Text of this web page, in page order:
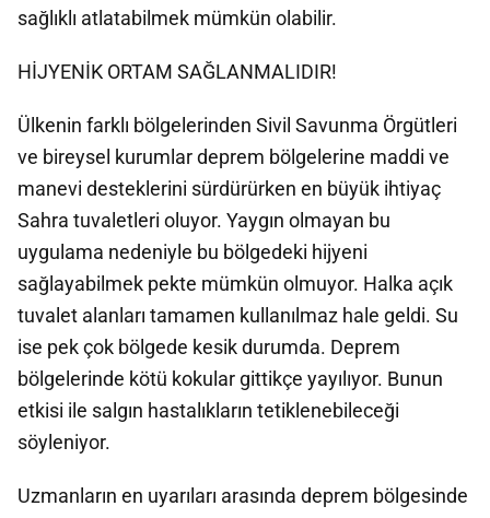
sağlıklı atlatabilmek mümkün olabilir.
HİJYENİK ORTAM SAĞLANMALIDIR!
Ülkenin farklı bölgelerinden Sivil Savunma Örgütleri
ve bireysel kurumlar deprem bölgelerine maddi ve
manevi desteklerini sürdürürken en büyük ihtiyaç
Sahra tuvaletleri oluyor. Yaygın olmayan bu
uygulama nedeniyle bu bölgedeki hijyeni
sağlayabilmek pekte mümkün olmuyor. Halka açık
tuvalet alanları tamamen kullanılmaz hale geldi. Su
ise pek çok bölgede kesik durumda. Deprem
bölgelerinde kötü kokular gittikçe yayılıyor. Bunun
etkisi ile salgın hastalıkların tetiklenebileceği
söyleniyor.
Uzmanların en uyarıları arasında deprem bölgesinde